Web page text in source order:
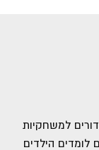
למשחקיות
לומדים הילדים